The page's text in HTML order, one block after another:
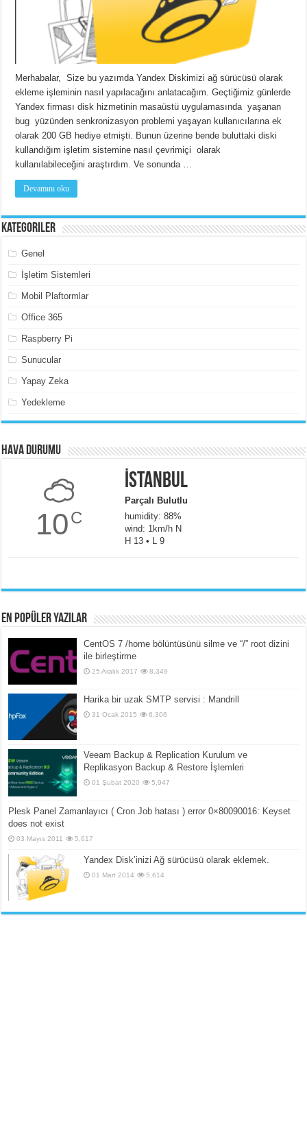
Merhabalar, Size bu yazımda Yandex Diskimizi ağ sürücüsü olarak
ekleme işleminin nasıl yapılacağını anlatacağım. Geçtiğimiz günlerde
Yandex firması disk hizmetinin masaüstü uygulamasında yaşanan
bug yüzünden senkronizasyon problemi yaşayan kullanıcılarına ek
olarak 200 GB hediye etmişti. Bunun üzerine bende buluttaki diski
kullandığım işletim sistemine nasıl çevrimiçi olarak
kullanılabileceğini araştırdım. Ve sonunda …
Devamını oku
Kategoriler
Genel
İşletim Sistemleri
Mobil Plaftormlar
Office 365
Raspberry Pi
Sunucular
Yapay Zeka
Yedekleme
Hava Durumu
10C
İstanbul
Parçalı Bulutlu
humidity: 88%
wind: 1km/h N
H 13 • L 9
En popüler yazılar
CentOS 7 /home bölüntüsünü silme ve “/” root dizini
ile birleştirme
25 Aralık 2017 8,349
Harika bir uzak SMTP servisi : Mandrill
31 Ocak 2015 6,306
Veeam Backup & Replication Kurulum ve
Replikasyon Backup & Restore İşlemleri
01 Şubat 2020 5,947
Plesk Panel Zamanlayıcı ( Cron Job hatası ) error 0×80090016: Keyset
does not exist
03 Mayıs 2011 5,617
Yandex Disk’inizi Ağ sürücüsü olarak eklemek.
01 Mart 2014 5,614